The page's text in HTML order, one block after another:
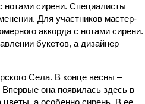
сирени. Специалисты
Для участников мастер-
аккорда с нотами сирени.
букетов, а дизайнер
Села. В конце весны –
она появилась здесь в
а особенно сирень. В ее